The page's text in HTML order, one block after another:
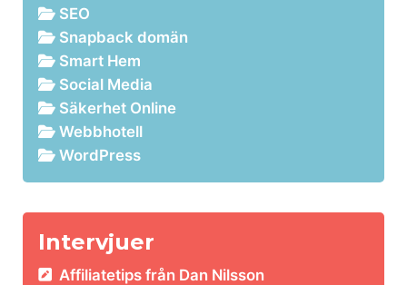
SEO
Snapback domän
Smart Hem
Social Media
Säkerhet Online
Webbhotell
WordPress
Intervjuer
Affiliatetips från Dan Nilsson